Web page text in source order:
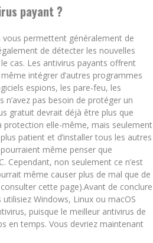
payant ?
vous permettent généralement de
de détecter les nouvelles
cas. Les antivirus payants offrent
intégrer d’autres programmes
espions, les pare-feu, les
pas besoin de protéger un
gratuit devrait déjà être plus que
protection elle-même, mais seulement
patient et d’installer tous les autres
même penser que
Cependant, non seulement ce n’est
même causer plus de mal que de
cette page).Avant de conclure
Windows, Linux ou macOS
puisque le meilleur antivirus de
en temps. Vous devriez maintenant